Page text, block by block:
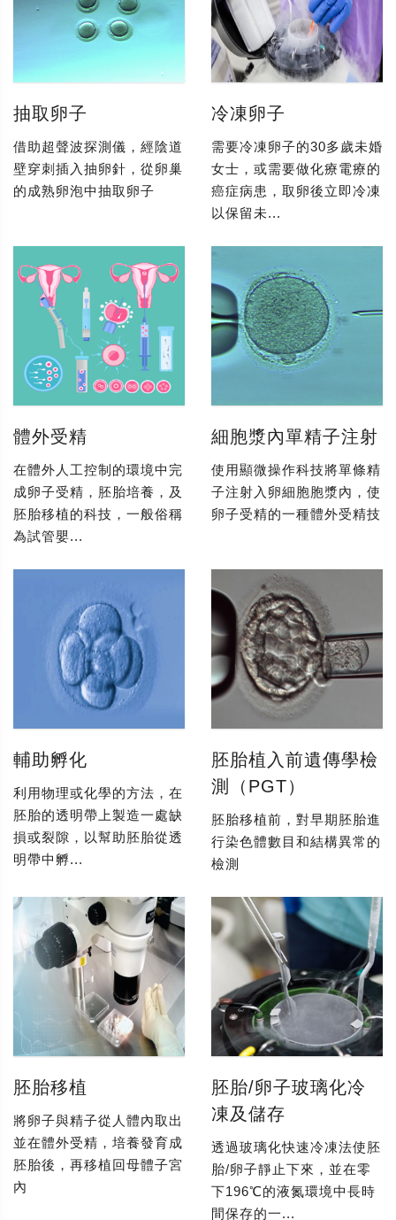
抽取卵子
借助超聲波探測儀，經陰道
壁穿刺插入抽卵針，從卵巢
的成熟卵泡中抽取卵子
冷凍卵子
需要冷凍卵子的30多歲未婚
女士，或需要做化療電療的
癌症病患，取卵後立即冷凍
以保留未...
體外受精
在體外人工控制的環境中完
成卵子受精，胚胎培養，及
胚胎移植的科技，一般俗稱
為試管嬰...
細胞漿內單精子注射
使用顯微操作科技將單條精
子注射入卵細胞胞漿內，使
卵子受精的一種體外受精技
輔助孵化
利用物理或化學的方法，在
胚胎的透明帶上製造一處缺
損或裂隙，以幫助胚胎從透
明帶中孵...
胚胎植入前遺傳學檢
測（PGT）
胚胎移植前，對早期胚胎進
行染色體數目和結構異常的
檢測
胚胎移植
將卵子與精子從人體內取出
並在體外受精，培養發育成
胚胎後，再移植回母體子宮
內
胚胎/卵子玻璃化冷
凍及儲存
透過玻璃化快速冷凍法使胚
胎/卵子靜止下來，並在零
下196℃的液氮環境中長時
間保存的一...